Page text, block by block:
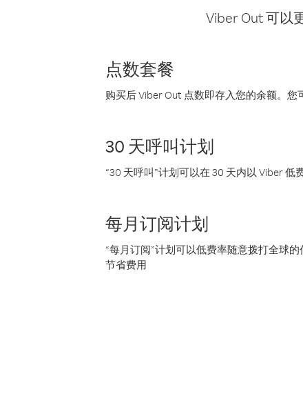
Viber Out 可以
点数套餐
购买后 Viber Out 点数即存入您的余额。您
30 天呼叫计划
“30 天呼叫”计划可以在 30 天内以 Viber 低
每月订阅计划
“每月订阅”计划可以低费率随意拨打全球
节省费用